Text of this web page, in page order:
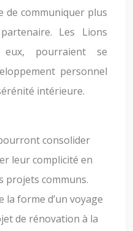
de communiquer plus
Les Lions
pourraient se
personnel
intérieure.
consolider
leur complicité en
projets communs.
forme d’un voyage
de rénovation à la